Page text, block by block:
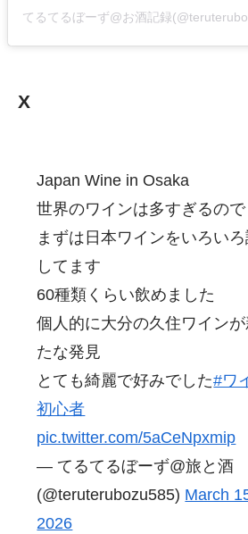
X
Japan Wine in Osaka
世界のワインは多すぎるので
まずは日本ワインをいろい
してます
60種類くらい飲めました
個人的に大分の久住ワイン
たな発見
とても綺麗で好みでした#ワ
初心者
pic.twitter.com/5aCeNpxmip
— てるてるぼーず@旅と酒
(@teruterubozu585) March
2026